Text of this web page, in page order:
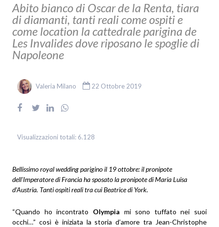
Abito bianco di Oscar de la Renta, tiara
di diamanti, tanti reali come ospiti e
come location la cattedrale parigina de
Les Invalides dove riposano le spoglie di
Napoleone
Valeria Milano 22 Ottobre 2019
Visualizzazioni totali: 6.128
Bellissimo royal wedding parigino il 19 ottobre: il pronipote
dell’Imperatore di Francia ha sposato la pronipote di Maria Luisa
d’Austria. Tanti ospiti reali tra cui Beatrice di York.
“Quando ho incontrato Olympia mi sono tuffato nei suoi
occhi…” così è iniziata la storia d’amore tra Jean-Christophe